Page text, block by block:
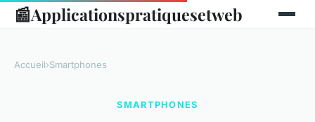
📰Applicationspratiquesetweb
Accueil›Smartphones
SMARTPHONES